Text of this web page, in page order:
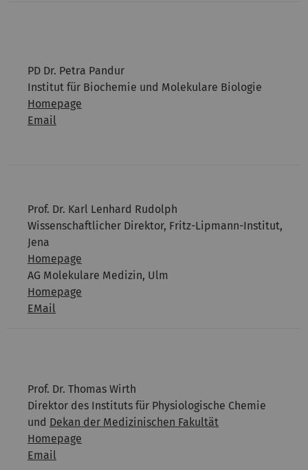
PD Dr. Petra Pandur
Institut für Biochemie und Molekulare Biologie
Homepage
Email
Prof. Dr. Karl Lenhard Rudolph
Wissenschaftlicher Direktor, Fritz-Lipmann-Institut,
Jena
Homepage
AG Molekulare Medizin, Ulm
Homepage
EMail
Prof. Dr. Thomas Wirth
Direktor des Instituts für Physiologische Chemie
und Dekan der Medizinischen Fakultät
Homepage
Email